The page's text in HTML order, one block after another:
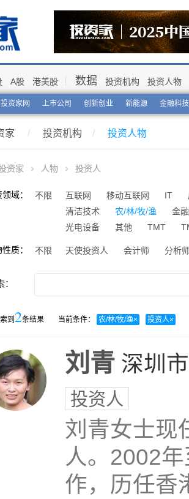
投资家网 上市公司 创新创业 新能源 金融科技
A股 港美股 数据 投资机构 投资人物
家 / 投资机构 / 投资人物
资家 人物 投资人
域： 不限 互联网 移动互联网 IT
清洁技术
农/林/牧/渔
金融
光电设备
其他 TMT
质： 不限 天使投资人 会计师 分析
到 2条结果 当前条件： 农/林/牧/渔× 投资人×
刘青 深圳
投资人
刘青女士现
人。2002
作，历任香